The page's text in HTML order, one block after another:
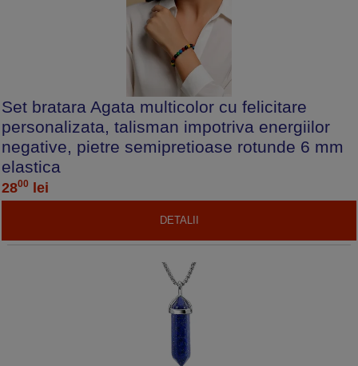
Set bratara Agata multicolor cu felicitare
personalizata, talisman impotriva energiilor
negative, pietre semipretioase rotunde 6 mm
elastica
2800 lei
DETALII